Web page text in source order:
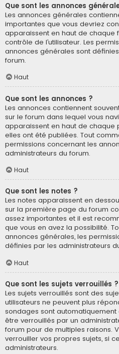
Que sont les annonces
Les annonces générales
importantes que vous devriez
apparaissent en haut de chaque
contrôle de l’utilisateur. Les
annonces générales sont
forum.
Haut
Que sont les annonces ?
Les annonces contiennent
sur le forum dans lequel vous
apparaissent en haut de chaque
elles ont été publiées. Tout
permissions concernant les
administrateurs du forum.
Haut
Que sont les notes ?
Les notes apparaissent en
sur la première page du forum
assez importantes et il est
que vous en avez la possibilité.
annonces générales, les
définies par les administrateurs
Haut
Que sont les sujets verrouillés ?
Les sujets verrouillés sont des
utilisateurs ne peuvent plus
sondages sont automatiquement
être verrouillés par un
forum pour de multiples raisons.
verrouiller vos propres sujets, si
administrateurs.